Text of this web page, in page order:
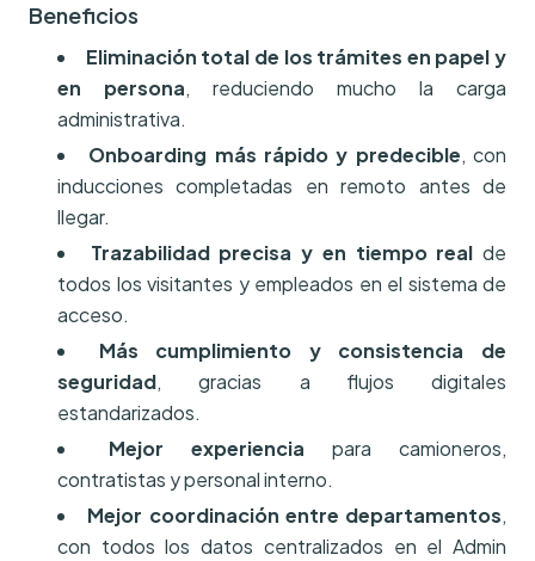
Beneficios
Eliminación total de los trámites en papel y
en persona, reduciendo mucho la carga
administrativa.
Onboarding más rápido y predecible, con
inducciones completadas en remoto antes de
llegar.
Trazabilidad precisa y en tiempo real de
todos los visitantes y empleados en el sistema de
acceso.
Más cumplimiento y consistencia de
seguridad, gracias a flujos digitales
estandarizados.
Mejor experiencia para camioneros,
contratistas y personal interno.
Mejor coordinación entre departamentos,
con todos los datos centralizados en el Admin